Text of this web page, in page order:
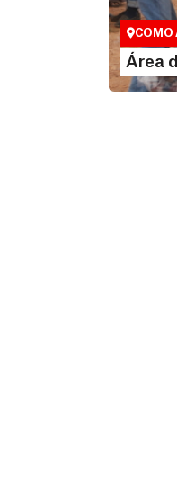
Espaço
COMO
Área